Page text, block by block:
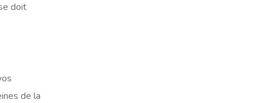
doit
de la